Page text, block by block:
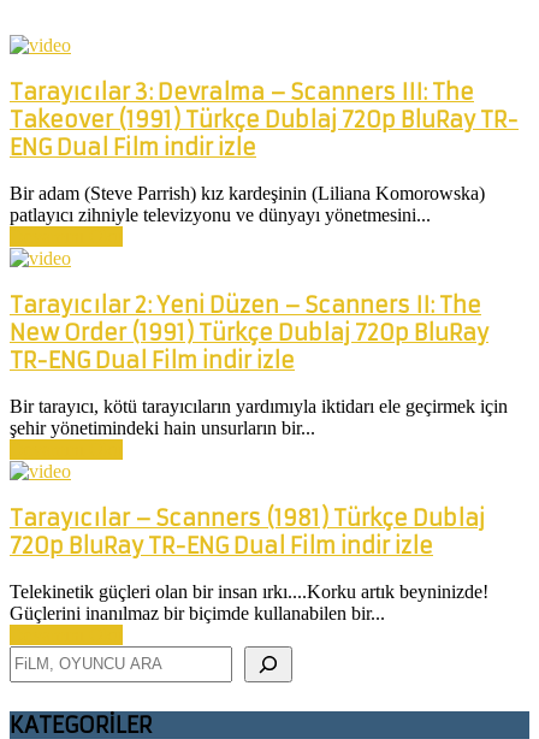
Tarayıcılar 3: Devralma – Scanners III: The
Takeover (1991) Türkçe Dublaj 720p BluRay TR-
ENG Dual Film indir izle
Bir adam (Steve Parrish) kız kardeşinin (Liliana Komorowska)
patlayıcı zihniyle televizyonu ve dünyayı yönetmesini...
Tarayıcılar 2: Yeni Düzen – Scanners II: The
New Order (1991) Türkçe Dublaj 720p BluRay
TR-ENG Dual Film indir izle
Bir tarayıcı, kötü tarayıcıların yardımıyla iktidarı ele geçirmek için
şehir yönetimindeki hain unsurların bir...
Tarayıcılar – Scanners (1981) Türkçe Dublaj
720p BluRay TR-ENG Dual Film indir izle
Telekinetik güçleri olan bir insan ırkı....Korku artık beyninizde!
Güçlerini inanılmaz bir biçimde kullanabilen bir...
Ara
KATEGORİLER